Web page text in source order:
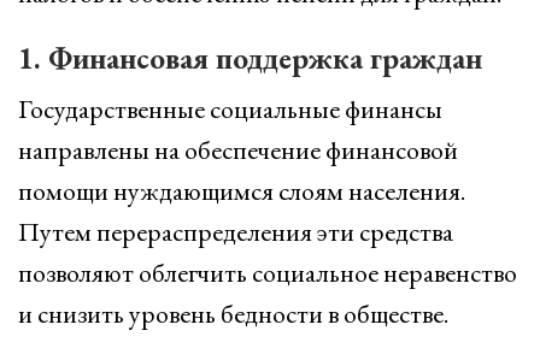
1. Финансовая поддержка граждан
Государственные социальные финансы
направлены на обеспечение финансовой
помощи нуждающимся слоям населения.
Путем перераспределения эти средства
позволяют облегчить социальное неравенство
и снизить уровень бедности в обществе.